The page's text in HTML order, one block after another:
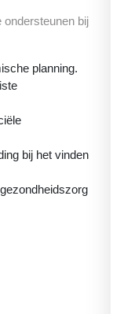
ondersteunen bij
planning.
bij het vinden